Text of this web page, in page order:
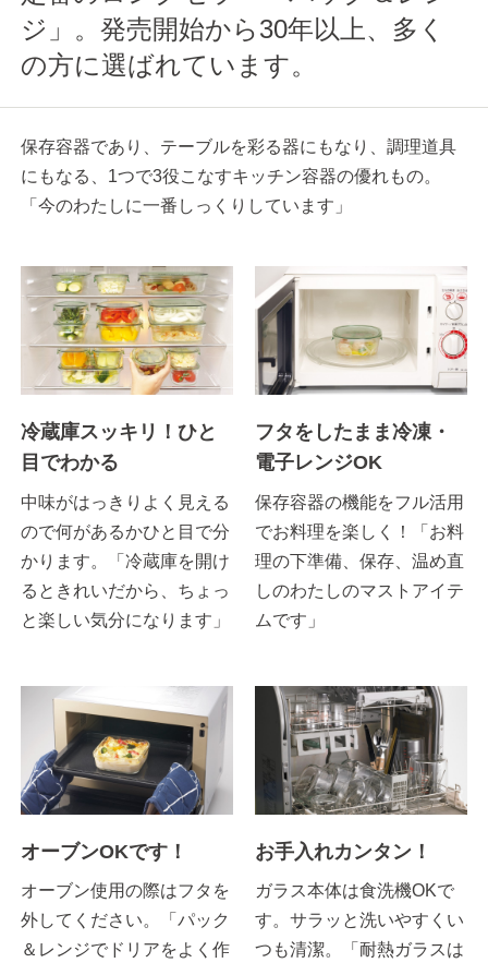
ジ」。発売開始から30年以上、多く
の方に選ばれています。
保存容器であり、テーブルを彩る器にもなり、調理道具
にもなる、1つで3役こなすキッチン容器の優れもの。
「今のわたしに一番しっくりしています」
冷蔵庫スッキリ！ひと
目でわかる
中味がはっきりよく見える
ので何があるかひと目で分
かります。「冷蔵庫を開け
るときれいだから、ちょっ
と楽しい気分になります」
フタをしたまま冷凍・
電子レンジOK
保存容器の機能をフル活用
でお料理を楽しく！「お料
理の下準備、保存、温め直
しのわたしのマストアイテ
ムです」
オーブンOKです！
オーブン使用の際はフタを
外してください。「パック
＆レンジでドリアをよく作
お手入れカンタン！
ガラス本体は食洗機OKで
す。サラッと洗いやすくい
つも清潔。「耐熱ガラスは